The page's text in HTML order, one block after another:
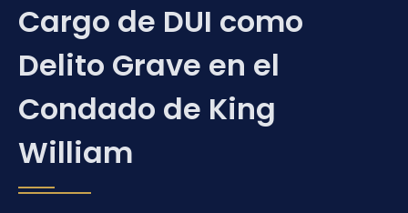
Cargo de DUI como
Delito Grave en el
Condado de King
William